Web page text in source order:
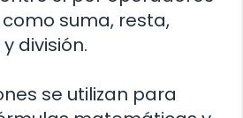
suma, resta,
división.
se utilizan para